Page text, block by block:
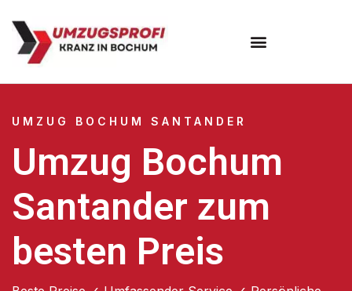
UMZUG BOCHUM SANTANDER
Umzug Bochum
Santander zum
besten Preis